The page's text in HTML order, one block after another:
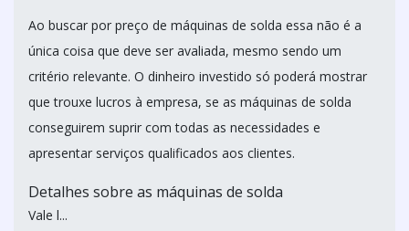
Ao buscar por preço de máquinas de solda essa não é a
única coisa que deve ser avaliada, mesmo sendo um
critério relevante. O dinheiro investido só poderá mostrar
que trouxe lucros à empresa, se as máquinas de solda
conseguirem suprir com todas as necessidades e
apresentar serviços qualificados aos clientes.
Detalhes sobre as máquinas de solda
Vale l...